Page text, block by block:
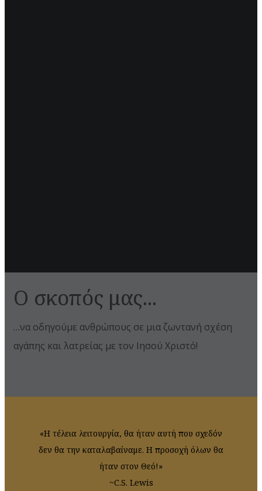
Ο σκοπός μας...
…να οδηγούμε ανθρώπους σε μια ζωντανή σχέση
αγάπης και λατρείας με τον Ιησού Χριστό!
«Η τέλεια λειτουργία, θα ήταν αυτή που σχεδόν
δεν θα την καταλαβαίναμε. Η προσοχή όλων θα
ήταν στον Θεό!»
~C.S. Lewis